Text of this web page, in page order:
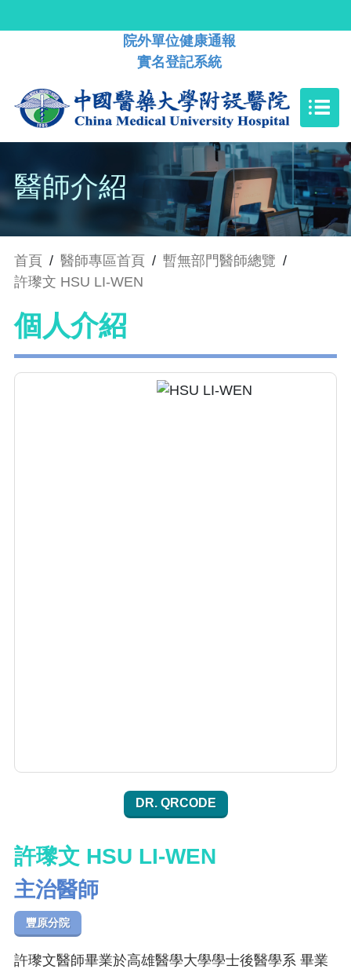
院外單位健康通報
實名登記系統
醫師介紹
首頁 / 醫師專區首頁 / 暫無部門醫師總覽 /
許瓈文 HSU LI-WEN
個人介紹
DR. QRCODE
許瓈文 HSU LI-WEN
主治醫師
豐原分院
許瓈文醫師畢業於高雄醫學大學學士後醫學系 畢業